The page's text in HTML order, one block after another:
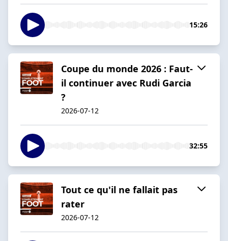
15:26
Coupe du monde 2026 : Faut-
il continuer avec Rudi Garcia
?
2026-07-12
32:55
Tout ce qu'il ne fallait pas
rater
2026-07-12